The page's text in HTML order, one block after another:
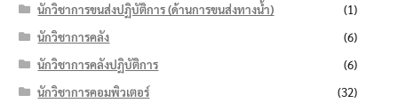
นักวิชาการขนส่งปฏิบัติการ (ด้านการขนส่งทางน้ำ)
(1)
นักวิชาการคลัง
(6)
นักวิชาการคลังปฏิบัติการ
(6)
นักวิชาการคอมพิวเตอร์
(32)